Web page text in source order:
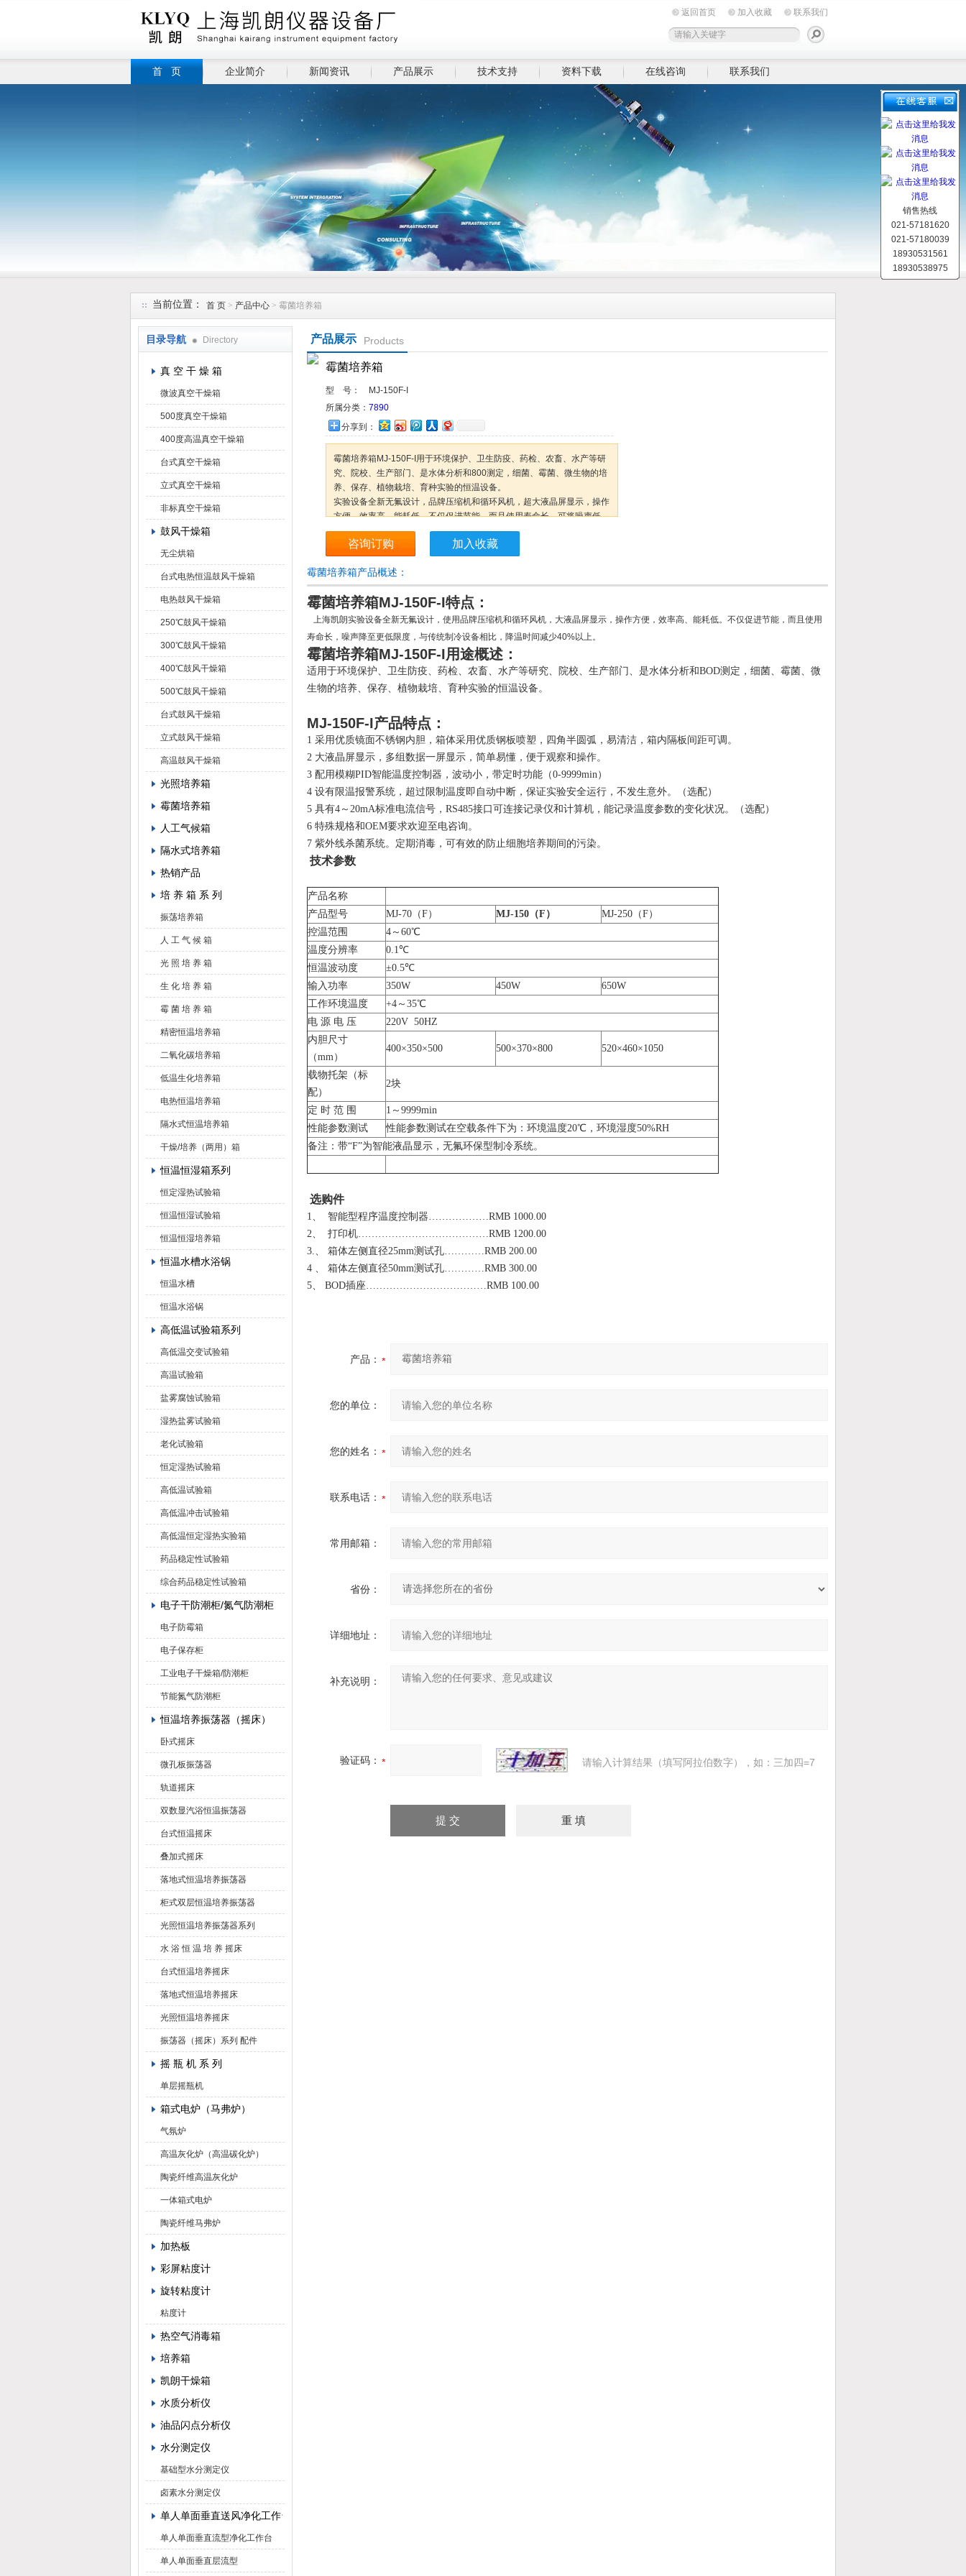
返回首页 加入收藏 联系我们
首 页 企业简介 新闻资讯 产品展示 技术支持 资料下载 在线咨询 联系我们
当前位置： 首 页 > 产品中心 > 霉菌培养箱
目录导航 Directory
真 空 干 燥 箱
微波真空干燥箱
500度真空干燥箱
400度高温真空干燥箱
台式真空干燥箱
立式真空干燥箱
非标真空干燥箱
鼓风干燥箱
无尘烘箱
台式电热恒温鼓风干燥箱
电热鼓风干燥箱
250℃鼓风干燥箱
300℃鼓风干燥箱
400℃鼓风干燥箱
500℃鼓风干燥箱
台式鼓风干燥箱
立式鼓风干燥箱
高温鼓风干燥箱
光照培养箱
霉菌培养箱
人工气候箱
隔水式培养箱
热销产品
培 养 箱 系 列
振荡培养箱
人 工 气 候 箱
光 照 培 养 箱
生 化 培 养 箱
霉 菌 培 养 箱
精密恒温培养箱
二氧化碳培养箱
低温生化培养箱
电热恒温培养箱
隔水式恒温培养箱
干燥/培养（两用）箱
恒温恒湿箱系列
恒定湿热试验箱
恒温恒湿试验箱
恒温恒湿培养箱
恒温水槽水浴锅
恒温水槽
恒温水浴锅
高低温试验箱系列
高低温交变试验箱
高温试验箱
盐雾腐蚀试验箱
湿热盐雾试验箱
老化试验箱
恒定湿热试验箱
高低温试验箱
高低温冲击试验箱
高低温恒定湿热实验箱
药品稳定性试验箱
综合药品稳定性试验箱
电子干防潮柜/氮气防潮柜
电子防霉箱
电子保存柜
工业电子干燥箱/防潮柜
节能氮气防潮柜
恒温培养振荡器（摇床）
卧式摇床
微孔板振荡器
轨道摇床
双数显汽浴恒温振荡器
台式恒温摇床
叠加式摇床
落地式恒温培养振荡器
柜式双层恒温培养振荡器
光照恒温培养振荡器系列
水 浴 恒 温 培 养 摇床
台式恒温培养摇床
落地式恒温培养摇床
光照恒温培养摇床
振荡器（摇床）系列 配件
摇 瓶 机 系 列
单层摇瓶机
箱式电炉（马弗炉）
气氛炉
高温灰化炉（高温碳化炉）
陶瓷纤维高温灰化炉
一体箱式电炉
陶瓷纤维马弗炉
加热板
彩屏粘度计
旋转粘度计
粘度计
热空气消毒箱
培养箱
凯朗干燥箱
水质分析仪
油品闪点分析仪
水分测定仪
基础型水分测定仪
卤素水分测定仪
单人单面垂直送风净化工作台
单人单面垂直流型净化工作台
单人单面垂直层流型
产品展示 Products
霉菌培养箱
型 号：
MJ-150F-I
所属分类： 7890
分享到：
霉菌培养箱MJ-150F-I用于环境保护、卫生防疫、药检、农畜、水产等研
究、院校、生产部门、是水体分析和800测定，细菌、霉菌、微生物的培
养、保存、植物栽培、育种实验的恒温设备。
实验设备全新无氟设计，品牌压缩机和循环风机，超大液晶屏显示，操作
方便，效率高、能耗低。不仅促进节能，而且使用寿命长，可将噪声低，
与传统制冷设备相比，降温时间减少40%以上。
咨询订购 加入收藏
霉菌培养箱产品概述：
霉菌培养箱MJ-150F-I特点：
上海凯朗实验设备全新无氟设计，使用品牌压缩机和循环风机，大液晶屏显示，操作方便，效率高、能耗低。不仅促进节能，而且使用
寿命长，噪声降至更低限度，与传统制冷设备相比，降温时间减少40%以上。
霉菌培养箱MJ-150F-I用途概述：
适用于环境保护、卫生防疫、药检、农畜、水产等研究、院校、生产部门、是水体分析和BOD测定，细菌、霉菌、微
生物的培养、保存、植物栽培、育种实验的恒温设备。
MJ-150F-I产品特点：
1 采用优质镜面不锈钢内胆，箱体采用优质钢板喷塑，四角半圆弧，易清洁，箱内隔板间距可调。
2 大液晶屏显示，多组数据一屏显示，简单易懂，便于观察和操作。
3 配用模糊PID智能温度控制器，波动小，带定时功能（0-9999min）
4 设有限温报警系统，超过限制温度即自动中断，保证实验安全运行，不发生意外。（选配）
5 具有4～20mA标准电流信号，RS485接口可连接记录仪和计算机，能记录温度参数的变化状况。（选配）
6 特殊规格和OEM要求欢迎至电咨询。
7 紫外线杀菌系统。定期消毒，可有效的防止细胞培养期间的污染。
技术参数
产品名称
产品型号
MJ-70（F） MJ-150（F）
MJ-250（F）
控温范围
4～60℃
温度分辨率
0.1℃
恒温波动度
±0.5℃
输入功率
350W 450W
650W
工作环境温度
+4～35℃
电 源 电 压
220V 50HZ
内胆尺寸
（mm）
400×350×500 500×370×800 520×460×1050
载物托架（标
配）
2块
定 时 范 围
1～9999min
性能参数测试
性能参数测试在空载条件下为：环境温度20℃，环境湿度50%RH
备注：带“F”为智能液晶显示，无氟环保型制冷系统。
选购件
1、 智能型程序温度控制器………………RMB 1000.00
2、 打印机…………………………………RMB 1200.00
3.、 箱体左侧直径25mm测试孔…………RMB 200.00
4 、 箱体左侧直径50mm测试孔…………RMB 300.00
5、 BOD插座………………………………RMB 100.00
产品：
您的单位：
您的姓名：
联系电话：
常用邮箱：
省份：
详细地址：
补充说明：
验证码： 请输入计算结果（填写阿拉伯数字），如：三加四=7
销售热线
021-57181620
021-57180039
18930531561
18930538975